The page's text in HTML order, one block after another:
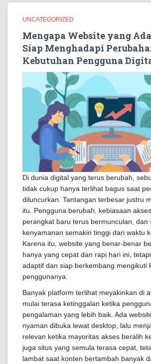
UNCATEGORIZED
Mengapa Website yang
Siap Menghadapi
Kebutuhan Pengguna
Di dunia digital yang terus berubah,
tidak cukup hanya terlihat bagus saat
diluncurkan. Tantangan terbesar justru
itu. Pengguna berubah, kebiasaan
perangkat baru terus bermunculan, dan
kenyamanan semakin tinggi dari waktu
Karena itu, website yang benar-benar
hanya yang cepat dan rapi hari ini,
adaptif dan siap berkembang mengikuti
penggunanya.
Banyak platform terlihat meyakinkan di
mulai terasa ketinggalan ketika
pengalaman yang lebih baik. Ada
nyaman dibuka lewat desktop, lalu
relevan ketika mayoritas akses beralih
juga situs yang semula terasa cepat,
lambat saat konten bertambah banyak